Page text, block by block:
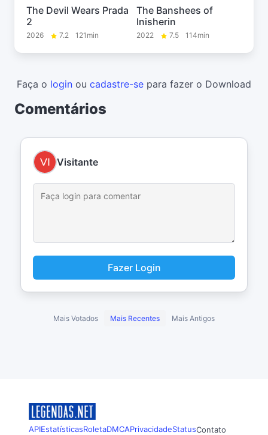
The Devil Wears Prada
2
2026 7.2 121min
The Banshees of
Inisherin
2022 7.5 114min
Faça o login ou cadastre-se para fazer o Download
Comentários
Visitante
Fazer Login
Mais Votados Mais Recentes Mais Antigos
APIEstatísticasRoletaDMCAPrivacidadeStatusContato